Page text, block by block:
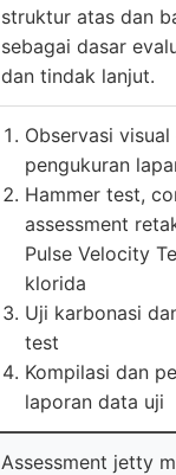
struktur atas dan
sebagai dasar
dan tindak lanjut.
Observasi visual
pengukuran
Hammer test,
assessment
Pulse Velocity
klorida
Uji karbonasi
test
Kompilasi dan
laporan data uji
Assessment jetty